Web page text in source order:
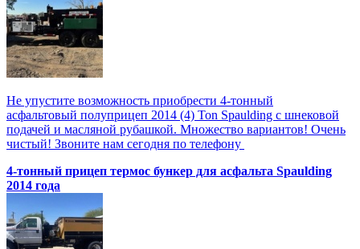
Не упустите возможность приобрести 4-тонный
асфальтовый полуприцеп 2014 (4) Ton Spaulding с шнековой
подачей и масляной рубашкой. Множество вариантов! Очень
чистый! Звоните нам сегодня по телефону
4-тонный прицеп термос бункер для асфальта Spaulding
2014 года